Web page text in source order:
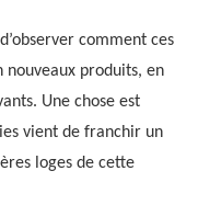
comment ces
produits, en
Une chose est
vient de franchir un
loges de cette